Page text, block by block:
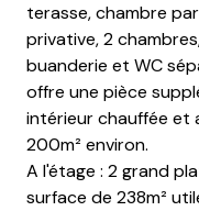
terasse, chambre
privative, 2
buanderie et WC
offre une pièce
intérieur chauffée et
200m² environ.
A l'étage : 2 grand
surface de 238m²